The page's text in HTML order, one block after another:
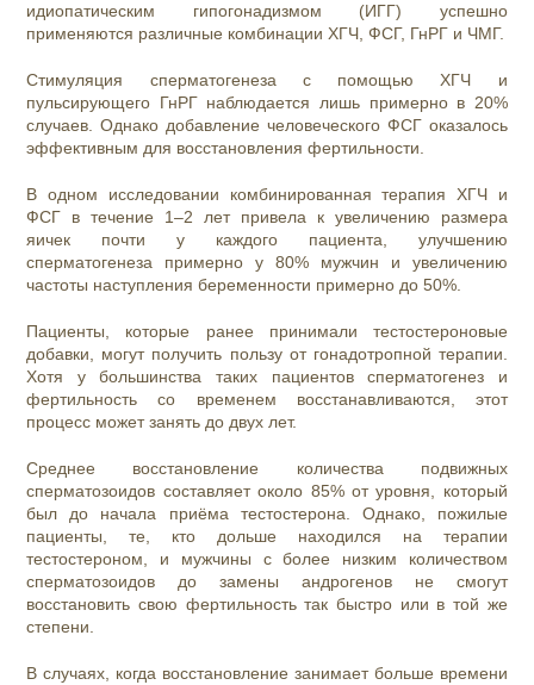
идиопатическим гипогонадизмом (ИГГ) успешно
применяются различные комбинации ХГЧ, ФСГ, ГнРГ и ЧМГ.
Стимуляция сперматогенеза с помощью ХГЧ и
пульсирующего ГнРГ наблюдается лишь примерно в 20%
случаев. Однако добавление человеческого ФСГ оказалось
эффективным для восстановления фертильности.
В одном исследовании комбинированная терапия ХГЧ и
ФСГ в течение 1–2 лет привела к увеличению размера
яичек почти у каждого пациента, улучшению
сперматогенеза примерно у 80% мужчин и увеличению
частоты наступления беременности примерно до 50%.
Пациенты, которые ранее принимали тестостероновые
добавки, могут получить пользу от гонадотропной терапии.
Хотя у большинства таких пациентов сперматогенез и
фертильность со временем восстанавливаются, этот
процесс может занять до двух лет.
Среднее восстановление количества подвижных
сперматозоидов составляет около 85% от уровня, который
был до начала приёма тестостерона. Однако, пожилые
пациенты, те, кто дольше находился на терапии
тестостероном, и мужчины с более низким количеством
сперматозоидов до замены андрогенов не смогут
восстановить свою фертильность так быстро или в той же
степени.
В случаях, когда восстановление занимает больше времени